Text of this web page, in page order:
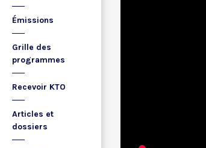
Émissions
Grille des
programmes
Recevoir KTO
Articles et
dossiers